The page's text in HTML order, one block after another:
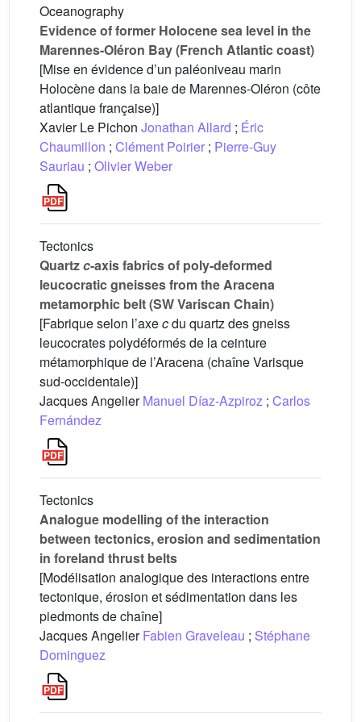
Oceanography
Evidence of former Holocene sea level in the
Marennes-Oléron Bay (French Atlantic coast)
[Mise en évidence d’un paléoniveau marin
Holocène dans la baie de Marennes-Oléron (côte
atlantique française)]
Xavier Le Pichon Jonathan Allard ; Éric
Chaumillon ; Clément Poirier ; Pierre-Guy
Sauriau ; Olivier Weber
Tectonics
Quartzc-axis fabrics of poly-deformed
leucocratic gneisses from the Aracena
metamorphic belt (SW Variscan Chain)
[Fabrique selon l’axecdu quartz des gneiss
leucocrates polydéformés de la ceinture
métamorphique de l’Aracena (chaîne Varisque
sud-occidentale)]
Jacques AngelierManuel Díaz-Azpiroz ; Carlos
Fernández
Tectonics
Analogue modelling of the interaction
between tectonics, erosion and sedimentation
in foreland thrust belts
[Modélisation analogique des interactions entre
tectonique, érosion et sédimentation dans les
piedmonts de chaîne]
Jacques AngelierFabien Graveleau ; Stéphane
Dominguez